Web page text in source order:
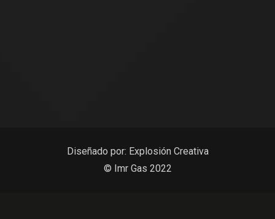
Diseñado por: Explosión Creativa
© Imr Gas 2022